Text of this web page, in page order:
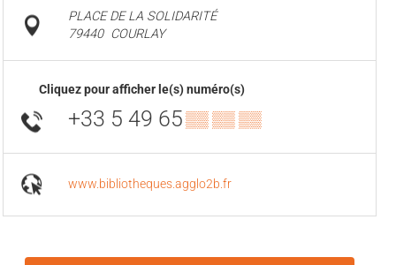
PLACE DE LA SOLIDARITÉ
79440 COURLAY
Cliquez pour afficher le(s) numéro(s)
+33 5 49 65 ▒▒ ▒▒ ▒▒
www.bibliotheques.agglo2b.fr